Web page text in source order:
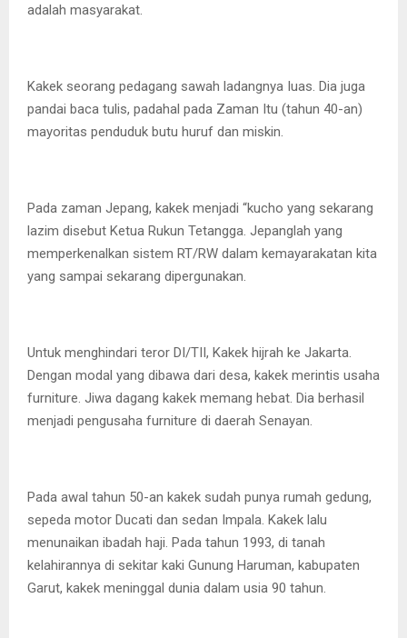
adalah masyarakat.
Kakek seorang pedagang sawah ladangnya Iuas. Dia juga
pandai baca tulis, padahal pada Zaman Itu (tahun 40-an)
mayoritas penduduk butu huruf dan miskin.
Pada zaman Jepang, kakek menjadi “kucho yang sekarang
lazim disebut Ketua Rukun Tetangga. Jepanglah yang
memperkenalkan sistem RT/RW dalam kemayarakatan kita
yang sampai sekarang dipergunakan.
Untuk menghindari teror DI/TII, Kakek hijrah ke Jakarta.
Dengan modal yang dibawa dari desa, kakek merintis usaha
furniture. Jiwa dagang kakek memang hebat. Dia berhasil
menjadi pengusaha furniture di daerah Senayan.
Pada awal tahun 50-an kakek sudah punya rumah gedung,
sepeda motor Ducati dan sedan Impala. Kakek lalu
menunaikan ibadah haji. Pada tahun 1993, di tanah
kelahirannya di sekitar kaki Gunung Haruman, kabupaten
Garut, kakek meninggal dunia dalam usia 90 tahun.